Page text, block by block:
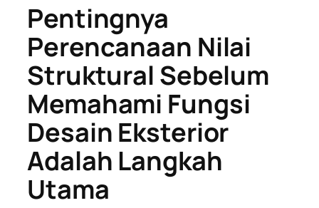
Pentingnya
Perencanaan Nilai
Struktural Sebelum
Memahami Fungsi
Desain Eksterior
Adalah Langkah
Utama